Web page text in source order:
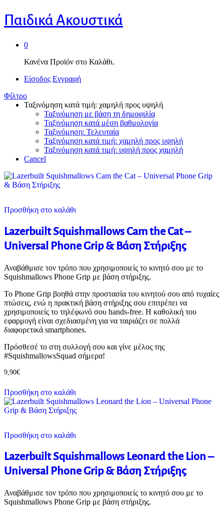
Παιδικά Ακουστικά
0
Κανένα Προϊόν στο Καλάθι.
Είσοδος Εγγραφή
Φίλτρο
Ταξινόμηση κατά τιμή: χαμηλή προς υψηλή
Ταξινόμηση με βάση τη δημοφιλία
Ταξινόμηση κατά μέση βαθμολογία
Ταξινόμηση: Τελευταία
Ταξινόμηση κατά τιμή: χαμηλή προς υψηλή
Ταξινόμηση κατά τιμή: υψηλή προς χαμηλή
Cancel
Προσθήκη στο καλάθι
Lazerbuilt Squishmallows Cam the Cat –
Universal Phone Grip & Βάση Στήριξης
Αναβάθμισε τον τρόπο που χρησιμοποιείς το κινητό σου με το
Squishmallows Phone Grip με βάση στήριξης.
Το Phone Grip βοηθά στην προστασία του κινητού σου από τυχαίες
πτώσεις, ενώ η πρακτική βάση στήριξης σου επιτρέπει να
χρησιμοποιείς το τηλέφωνό σου hands-free. Η καθολική του
εφαρμογή είναι σχεδιασμένη για να ταιριάζει σε πολλά
διαφορετικά smartphones.
Πρόσθεσέ το στη συλλογή σου και γίνε μέλος της
#SquishmallowsSquad σήμερα!
9,90€
Προσθήκη στο καλάθι
Προσθήκη στο καλάθι
Lazerbuilt Squishmallows Leonard the Lion –
Universal Phone Grip & Βάση Στήριξης
Αναβάθμισε τον τρόπο που χρησιμοποιείς το κινητό σου με το
Squishmallows Phone Grip με βάση στήριξης.